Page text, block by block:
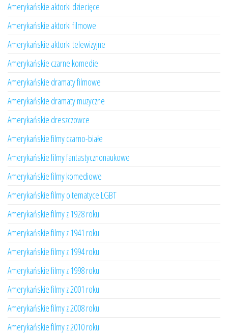
Amerykańskie aktorki dziecięce
Amerykańskie aktorki filmowe
Amerykańskie aktorki telewizyjne
Amerykańskie czarne komedie
Amerykańskie dramaty filmowe
Amerykańskie dramaty muzyczne
Amerykańskie dreszczowce
Amerykańskie filmy czarno-białe
Amerykańskie filmy fantastycznonaukowe
Amerykańskie filmy komediowe
Amerykańskie filmy o tematyce LGBT
Amerykańskie filmy z 1928 roku
Amerykańskie filmy z 1941 roku
Amerykańskie filmy z 1994 roku
Amerykańskie filmy z 1998 roku
Amerykańskie filmy z 2001 roku
Amerykańskie filmy z 2008 roku
Amerykańskie filmy z 2010 roku